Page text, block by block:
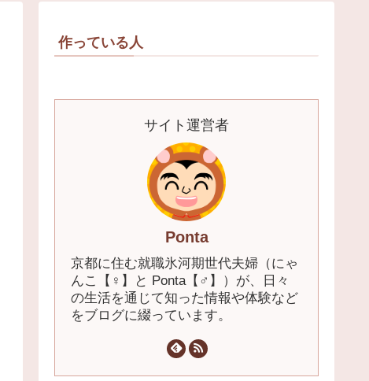
作っている人
サイト運営者
Ponta
京都に住む就職氷河期世代夫婦（にゃ
んこ【♀】と Ponta【♂】）が、日々
の生活を通じて知った情報や体験など
をブログに綴っています。